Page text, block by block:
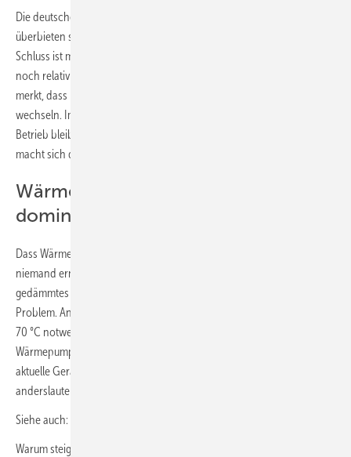
Die deutschen Automobilhersteller haben das verstanden und
überbieten sich mit Informationen, dass 2030, 2032 oder 2035
Schluss ist mit dem Verkauf neuer Verbrennerautos. Dabei sind Autos
noch relativ einfach zu ersetzen: Wenn man nach drei bis fünf Jahren
merkt, dass man auf das falsche Pferd gesetzt hat, kann man leicht
wechseln. Im Gegensatz zu Heizungen, die im Schnitt 15 Jahre in
Betrieb bleiben. Wer sich heute für eine neue Gasheizung entscheidet,
macht sich damit bis 2036 von fossilem Gas abhängig.
Wärmepumpen werden zum
dominierenden Heizsystem
Dass Wärmepumpen zum dominierenden Heizsystem werden, kann
niemand ernsthaft in Frage stellen. Warum auch: Kein perfekt
gedämmtes Gebäude? Kein Problem. Keine Fußbodenheizung? Kein
Problem. An kalten Tagen Vorlauftemperaturen von bis zu 60 oder gar
70 °C notwendig? Kein Problem. Und nein, auch für Luft/Wasser-
Wärmepumpen ist all das kein Problem. Und ja, auch dann erreichen
aktuelle Geräte noch akzeptable Effizienzwerte – entgegen aller
anderslautenden Vorurteile.
Siehe auch:
Warum steigen nicht noch mehr Menschen auf das E-Auto um?